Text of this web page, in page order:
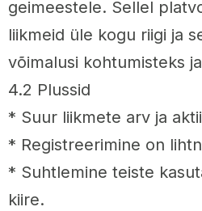
geimeestele. Sellel
liikmeid üle kogu riigi ja
võimalusi kohtumisteks
4.2 Plussid
* Suur liikmete arv ja
* Registreerimine on
* Suhtlemine teiste
kiire.